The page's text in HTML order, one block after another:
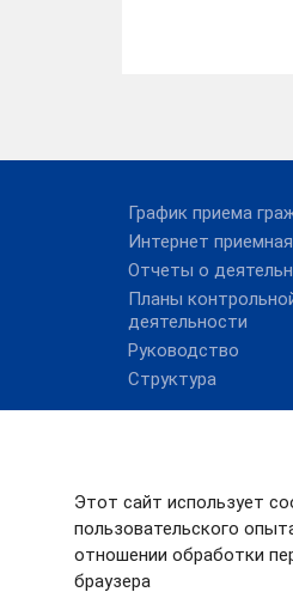
Этот сайт использует
пользовательского
отношении обработки
браузера
График приема
Интернет приемная
Отчеты о
Планы
деятельности
Руководство
Структура